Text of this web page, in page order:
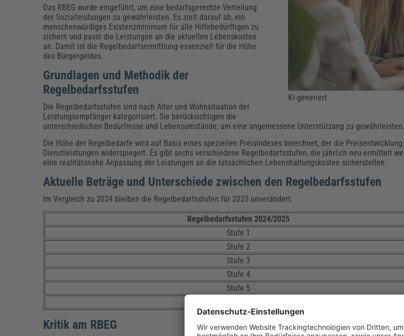
Energie & Umwelt
Führung & Management
Gesundheit & Pflege
Kommunales
Fachpublikationen & Arbeitshilfen
Bauhof Feuerwehr
Grünflächen
Recht, Sicherheit & Ordnung
Verkehrsrecht
Weiterbildungen (AKADEMIE HERKERT)
Künstliche Intelligenz
Weiterbildungen (AKADEMIE HERKERT)
Künstliche Intelligenz
Personalwesen
Weiterbildungen (AKADEMIE HERKERT)
Reisekosten & Finanzen
Fachpublikationen & Arbeitshilfen
Zollabwicklung & Exportabwicklung Zollverfahren & Zollvorschriften
Weiterbildungen (AKADEMIE HERKERT)
Zoll & Export
KI-generiert
Das RBEG wurde eingeführt, um eine bedarfsgerechte Verteilung
der Sozialleistungen zu gewährleisten. Es zielt darauf ab, ein
menschenwürdiges Existenzminimum für alle Hilfebedürftigen zu
sichern und passt die Leistungen an die aktuellen Lebenskosten
an. Damit ist die Regelbedarfsermittlung essenziell für die Höhe
des Bürgergeldes.
Grundlagen und Methodik der
Regelbedarfsstufen
Die Regelbedarfsstufen sind nach Alter und Wohnsituation der
Leistungsempfänger kategorisiert. Sie berücksichtigen die
unterschiedlichen Bedürfnisse und Lebensumstände, um eine angemessene Unterstützung zu gewährleisten.
Die Höhe der Regelbedarfe wird auf Basis eines speziellen Preisindexes berechnet, der die
Dienstleistungen widerspiegelt. Es gibt sechs verschiedene Regelbedarfsstufen, die jährlich neu ermittelt
eine realitätsnahe Anpassung der Leistungen an die tatsächlichen Lebenshaltungskosten sicherstellen.
Aktuelle Beträge und Unterschiede zwischen den Regelbedarfsstufen
Im Vergleich zu 2024 bleiben die Regelbedarfsstufen für 2025 unverändert.
Regelbedarfsstufen 2024/2025
Stufe 1
Stufe 2
Stufe 3
Stufe 4
Stufe 5
Kritik am RBEG